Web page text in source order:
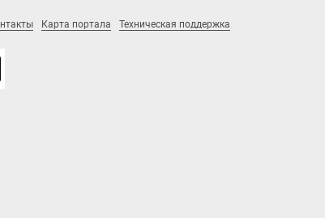
Карта портала Техническая поддержка